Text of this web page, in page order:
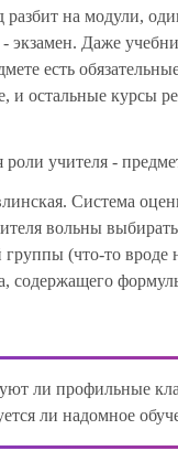
разбит на модули,
- экзамен. Даже
есть
и остальные курсы
роли учителя -
Система
вольны
группы (что-то
содержащего
ли профильные
ли надомное